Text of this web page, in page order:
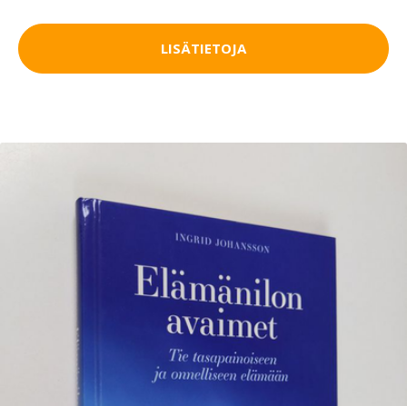
LISÄTIETOJA